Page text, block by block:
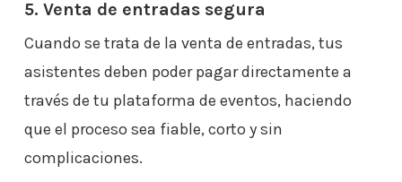
5. Venta de entradas segura
Cuando se trata de la venta de entradas, tus
asistentes deben poder pagar directamente a
través de tu plataforma de eventos, haciendo
que el proceso sea fiable, corto y sin
complicaciones.